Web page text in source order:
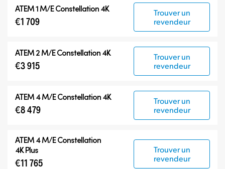
ATEM 1 M/E Constellation 4K
€1 709
Trouver un
revendeur
ATEM 2 M/E Constellation 4K
€3 915
Trouver un
revendeur
ATEM 4 M/E Constellation 4K
€8 479
Trouver un
revendeur
ATEM4 M/E Constellation
4K Plus
€11 765
Trouver un
revendeur